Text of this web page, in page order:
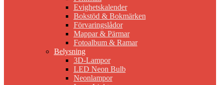
Evighetskalender
Bokstöd & Bokmärken
Förvaringslådor
Mappar & Pärmar
Fotoalbum & Ramar
Belysning
3D-Lampor
LED Neon Bulb
Neonlampor